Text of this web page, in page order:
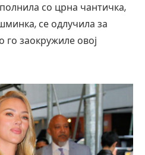
со црна чантичка,
се одлучила за
го заокружиле овој